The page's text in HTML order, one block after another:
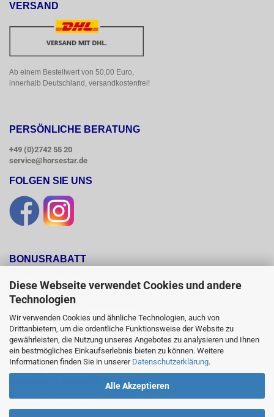
Diese Webseite verwendet Cookies und andere
Technologien
Wir verwenden Cookies und ähnliche Technologien, auch von
Drittanbietern, um die ordentliche Funktionsweise der Website zu
gewährleisten, die Nutzung unseres Angebotes zu analysieren und Ihnen
ein bestmögliches Einkaufserlebnis bieten zu können. Weitere
Informationen finden Sie in unserer Datenschutzerklärung.
Alle Akzeptieren
VERSAND
Ab einem Bestellwert von 50,00 Euro,
innerhalb Deutschland, versandkostenfrei!
PERSÖNLICHE BERATUNG
+49 (0)2742 55 20
service@horsestar.de
FOLGEN SIE UNS
BONUSRABATT
Bonusrabatt.
Ab einem Bestellwert von 250,00 Euro
erhalten Sie 10 %, ab einem Bestellwert
von 500,00 Euro erhalten Sie 12% und ab
einem  Bestellwert von 1500,00 Euro
15 % Bonusrabatt auf reguläre Ware.
Reduzierte Artikel und Sättel sind vom
Bonusrabattsystem ausgeschlossen.
erreicht haben, erhalten Sie für alle weiteren